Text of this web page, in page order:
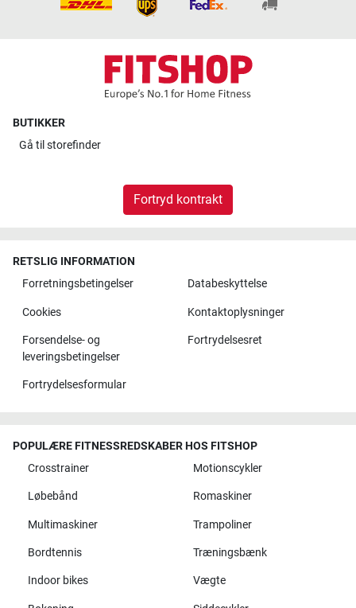
BUTIKKER
Gå til storefinder
Fortryd kontrakt
RETSLIG INFORMATION
Forretningsbetingelser
Databeskyttelse
Cookies Kontaktoplysninger
Forsendelse- og
leveringsbetingelser
Fortrydelsesret
Fortrydelsesformular
POPULÆRE FITNESSREDSKABER HOS FITSHOP
Crosstrainer
Motionscykler
Løbebånd Romaskiner
Multimaskiner Trampoliner
Bordtennis Træningsbænk
Indoor bikes Vægte